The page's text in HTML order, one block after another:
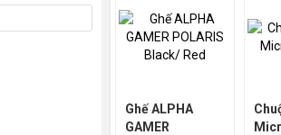
Ghế ALPHA
GAMER